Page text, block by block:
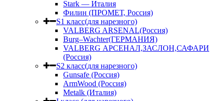
Stark — Италия
Филин (ПРОМЕТ, Россия)
S1 класс(для нарезного)
VALBERG ARSENAL(Россия)
Burg–Wachter(ГЕРМАНИЯ)
VALBERG АРСЕНАЛ,ЗАСЛОН,САФАРИ
(Россия)
S2 класс(для нарезного)
Gunsafe (Россия)
ArmWood (Россия)
Metalk (Италия)